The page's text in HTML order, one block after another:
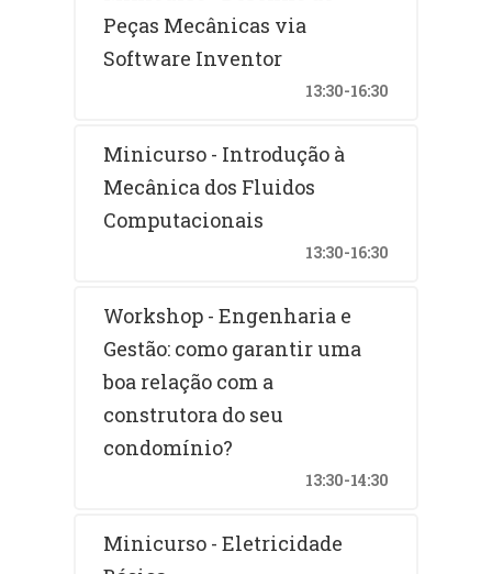
Peças Mecânicas via
Software Inventor
13:30-16:30
Minicurso - Introdução à
Mecânica dos Fluidos
Computacionais
13:30-16:30
Workshop - Engenharia e
Gestão: como garantir uma
boa relação com a
construtora do seu
condomínio?
13:30-14:30
Minicurso - Eletricidade